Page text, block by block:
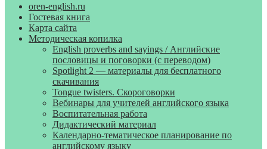
oren-english.ru
Гостевая книга
Карта сайта
Методическая копилка
English proverbs and sayings / Английские
пословицы и поговорки (с переводом)
Spotlight 2 — материалы для бесплатного
скачивания
Tongue twisters. Скороговорки
Вебинары для учителей английского языка
Воспитательная работа
Дидактический материал
Календарно-тематическое планирование по
английскому языку